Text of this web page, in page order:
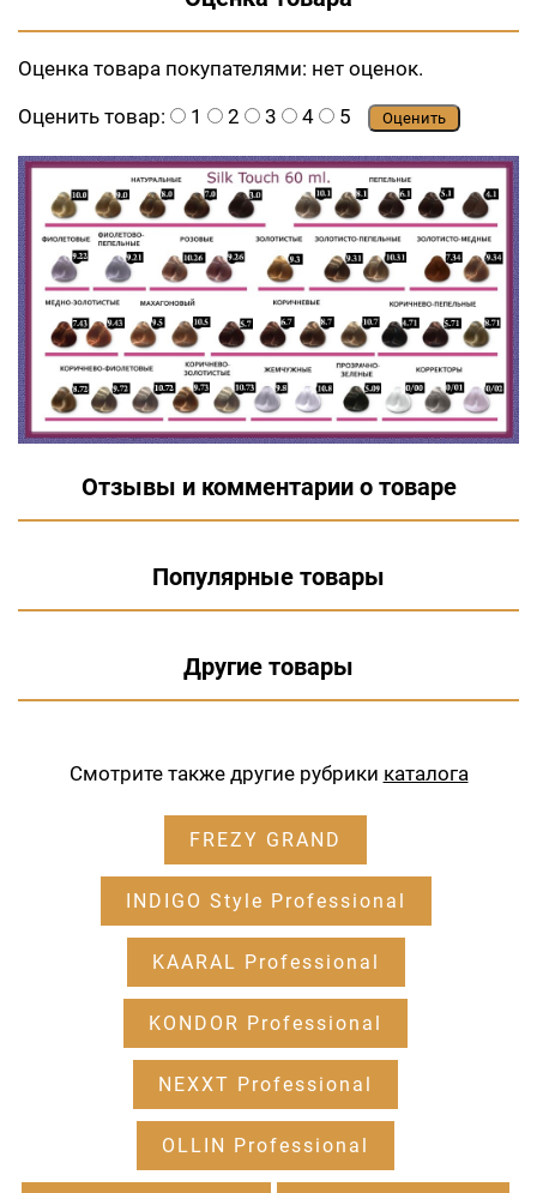
Оценка товара покупателями: нет оценок.
Оценить товар:
1 2 3 4 5 Оценить
Отзывы и комментарии о товаре
Популярные товары
Другие товары
Смотрите также другие рубрики каталога
FREZY GRAND
INDIGO Style Professional
KAARAL Professional
KONDOR Professional
NEXXT Professional
OLLIN Professional